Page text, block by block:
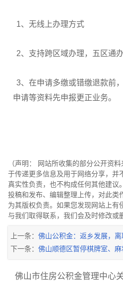
1、无线上办理方式
2、支持跨区域办理，五区通办
3、在申请多缴或错缴退款前
申请等资料先申报更正业务。
（声明： 网站所收集的部分公开资
于传递更多信息及用于网络分享，并
真实性负责，也不构成任何其他建议
投稿和发布、编辑整理上传，对此类
为其版权负责。如果您发现网站上有
与我们取得联系，我们会及时修改或
上一条： 佛山公积金：返乡发展，
下一条： 佛山顺德区暂停棋牌室、
佛山市住房公积金管理中心